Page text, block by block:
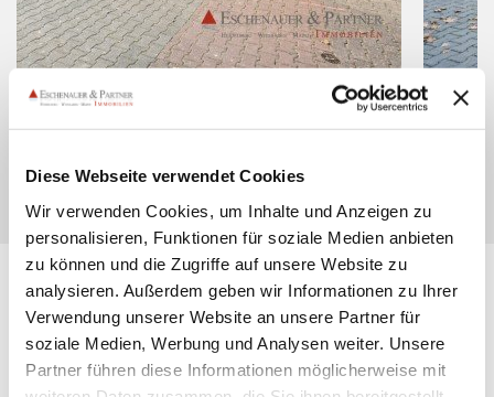
Diese Webseite verwendet Cookies
Wir verwenden Cookies, um Inhalte und Anzeigen zu
personalisieren, Funktionen für soziale Medien anbieten
zu können und die Zugriffe auf unsere Website zu
analysieren. Außerdem geben wir Informationen zu Ihrer
Verwendung unserer Website an unsere Partner für
soziale Medien, Werbung und Analysen weiter. Unsere
Partner führen diese Informationen möglicherweise mit
Bürofläche
Mainz